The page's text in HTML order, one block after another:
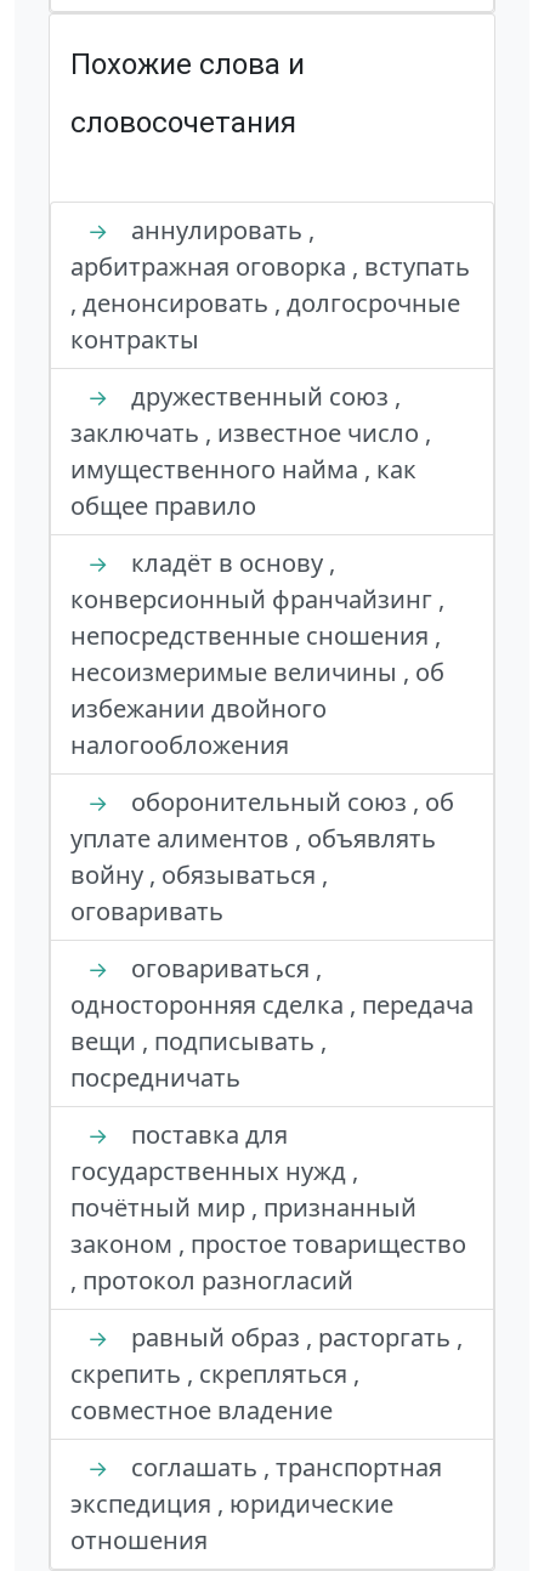
Похожие слова и
словосочетания
→
аннулировать ,
арбитражная оговорка , вступать
, денонсировать , долгосрочные
контракты
→
дружественный союз ,
заключать , известное число ,
имущественного найма , как
общее правило
→
кладёт в основу ,
конверсионный франчайзинг ,
непосредственные сношения ,
несоизмеримые величины , об
избежании двойного
налогообложения
→
оборонительный союз , об
уплате алиментов , объявлять
войну , обязываться ,
оговаривать
→
оговариваться ,
односторонняя сделка , передача
вещи , подписывать ,
посредничать
→
поставка для
государственных нужд ,
почётный мир , признанный
законом , простое товарищество
, протокол разногласий
→
равный образ , расторгать ,
скрепить , скрепляться ,
совместное владение
→
соглашать , транспортная
экспедиция , юридические
отношения